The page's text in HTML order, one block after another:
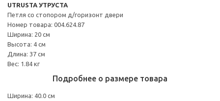
UTRUSTA УТРУСТА
Петля со стопором д/горизонт двери
Номер товара: 004.624.87
Ширина: 20 см
Высота: 4 см
Длина: 37 см
Вес: 1.84 кг
Подробнее о размере товара
Ширина: 40.0 см